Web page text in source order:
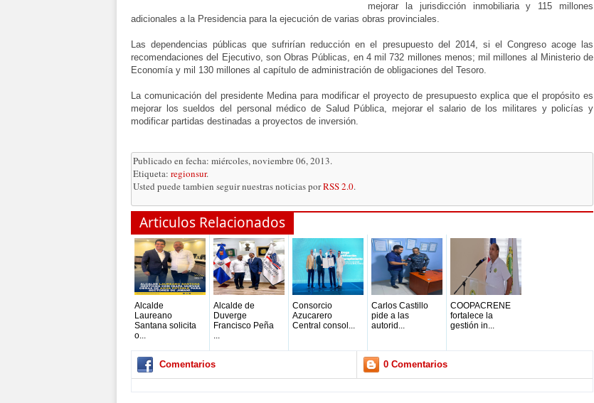
mejorar la jurisdicción inmobiliaria y 115 millones
adicionales a la Presidencia para la ejecución de varias obras provinciales.
Las dependencias públicas que sufrirían reducción en el presupuesto del 2014, si el Congreso acoge las
recomendaciones del Ejecutivo, son Obras Públicas, en 4 mil 732 millones menos; mil millones al Ministerio de
Economía y mil 130 millones al capítulo de administración de obligaciones del Tesoro.
La comunicación del presidente Medina para modificar el proyecto de presupuesto explica que el propósito es
mejorar los sueldos del personal médico de Salud Pública, mejorar el salario de los militares y policías y
modificar partidas destinadas a proyectos de inversión.
Publicado en fecha: miércoles, noviembre 06, 2013.
Etiqueta: regionsur.
Usted puede tambien seguir nuestras noticias porRSS 2.0.
Articulos Relacionados
Alcalde
Laureano
Santana solicita
o...
Alcalde de
Duverge
Francisco Peña
...
Consorcio
Azucarero
Central consol...
Carlos Castillo
pide a las
autorid...
COOPACRENE
fortalece la
gestión in...
Comentarios 0 Comentarios